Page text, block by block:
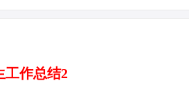
工作总结2